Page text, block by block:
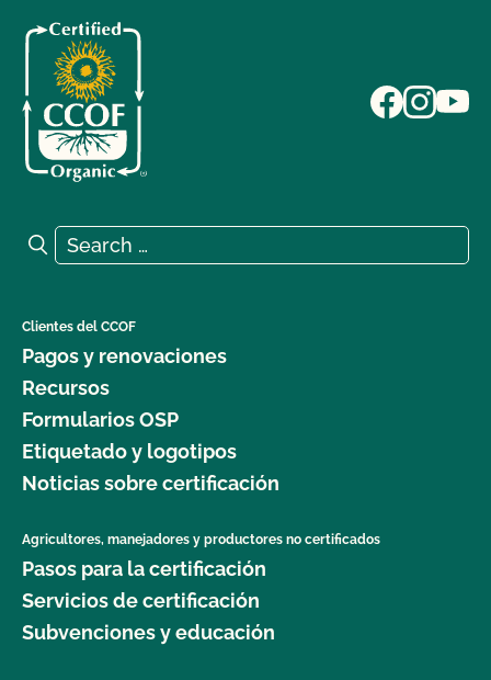
INGLÉS TODOS INGENIERÍA GENÉTICA (OMG)
ETIQUETAS Y LOGOTIPOS
¿Puedo utilizar el sello USDA en mi producto
orgánico?
¿El uso del sello "Organic is Non-GMO & More" de
certificados?
¿Cómo pueden etiquetarse mis productos
¿Cómo afectan el agua y la sal al etiquetado de mi
producto?
Search for:
Search
Clientes del CCOF
Pagos y renovaciones
Recursos
Formularios OSP
Etiquetado y logotipos
Noticias sobre certificación
Agricultores, manejadores y productores no certificados
Pasos para la certificación
Servicios de certificación
Subvenciones y educación